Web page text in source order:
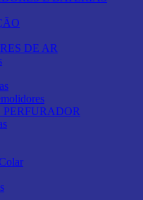
DE AR